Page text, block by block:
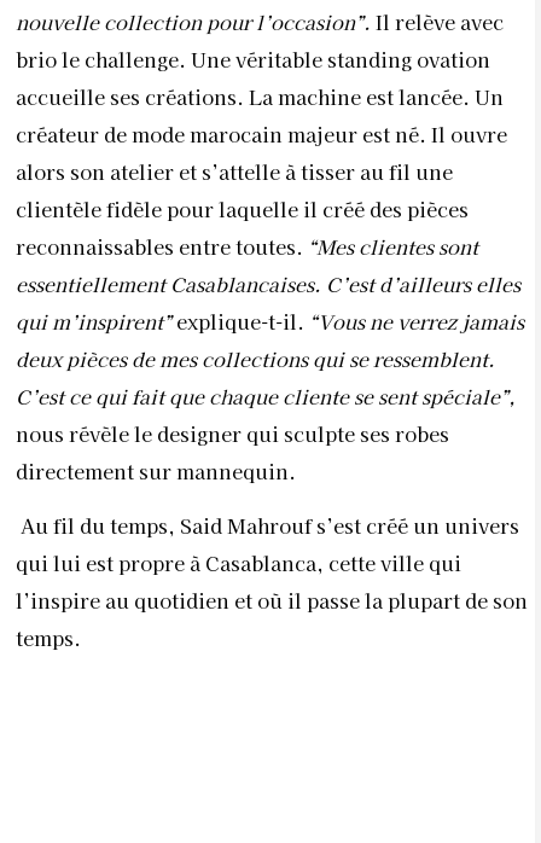
nouvelle collection pour l’occasion”. Il relève avec
brio le challenge. Une véritable standing ovation
accueille ses créations. La machine est lancée. Un
créateur de mode marocain majeur est né. Il ouvre
alors son atelier et s’attelle à tisser au fil une
clientèle fidèle pour laquelle il créé des pièces
reconnaissables entre toutes. “Mes clientes sont
essentiellement Casablancaises. C’est d’ailleurs elles
qui m’inspirent”explique-t-il. “Vous ne verrez jamais
deux pièces de mes collections qui se ressemblent.
C’est ce qui fait que chaque cliente se sent spéciale”,
nous révèle le designer qui sculpte ses robes
directement sur mannequin.
Au fil du temps, Said Mahrouf s’est créé un univers
qui lui est propre à Casablanca, cette ville qui
l’inspire au quotidien et où il passe la plupart de son
temps.